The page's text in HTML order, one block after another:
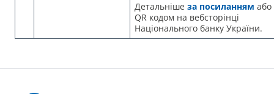
Детальніше за посиланням або
QR кодом на вебсторінці
Національного банку України.